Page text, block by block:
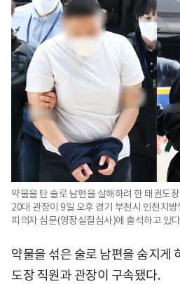
약물을 탄 술로 남편을 살해하려 한 태권도
20대 관장이 9일 오후 경기 부천시 인천지
피의자 심문(영장실질심사)에 출석하고 있
약물을 섞은 술로 남편을 숨지게
도장 직원과 관장이 구속됐다.